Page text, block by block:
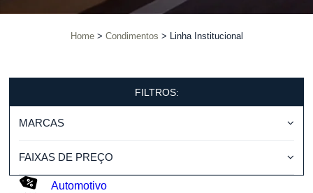
Home Condimentos Linha Institucional
FILTROS:
MARCAS
FAIXAS DE PREÇO
Automotivo